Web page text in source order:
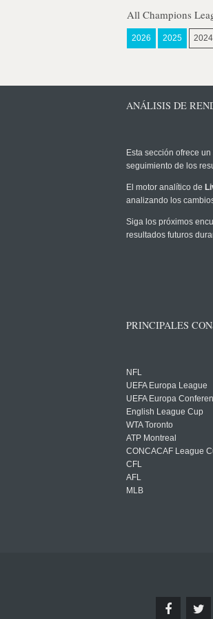
All Champions
2026 2025 2024
ANÁLISIS DE
Esta sección ofrece
seguimiento de los
El motor analítico de
analizando los
Siga los próximos
resultados futuros
PRINCIPALES
NFL
UEFA Europa League
UEFA Europa
English League Cup
WTA Toronto
ATP Montreal
CONCACAF League
CFL
AFL
MLB